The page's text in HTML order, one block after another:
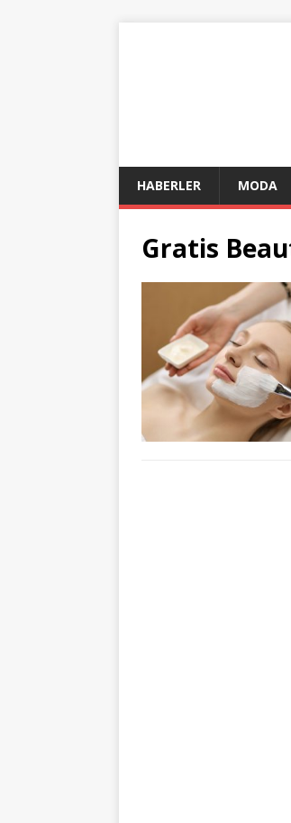
HABERLER MODA
Gratis